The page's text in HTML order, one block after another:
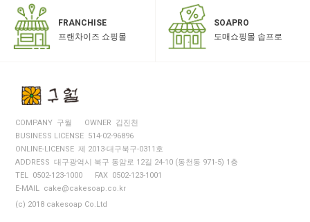
FRANCHISE
프랜차이즈 쇼핑몰
SOAPRO
도매쇼핑몰 솝프로
COMPANY 구월
OWNER 김진천
BUSINESS LICENSE 514-02-96896
ONLINE-LICENSE 제 2013-대구북구-0311호
ADDRESS 대구광역시 북구 동암로 12길 24-10 (동천동 971-5) 1층
TEL 0502-123-1000
FAX 0502-123-1001
E-MAIL cake@cakesoap.co.kr
(c) 2018 cakesoap Co.Ltd